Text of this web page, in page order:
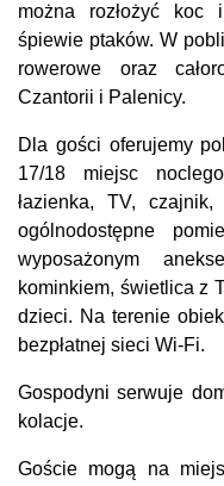
można rozłożyć
śpiewie ptaków. W
rowerowe oraz
Czantorii i Palenicy.
Dla gości oferujemy
17/18 miejsc
łazienka, TV,
ogólnodostępne
wyposażonym
kominkiem, świetlica z
dzieci. Na terenie
bezpłatnej sieci Wi-Fi.
Gospodyni serwuje
kolacje.
Goście mogą na